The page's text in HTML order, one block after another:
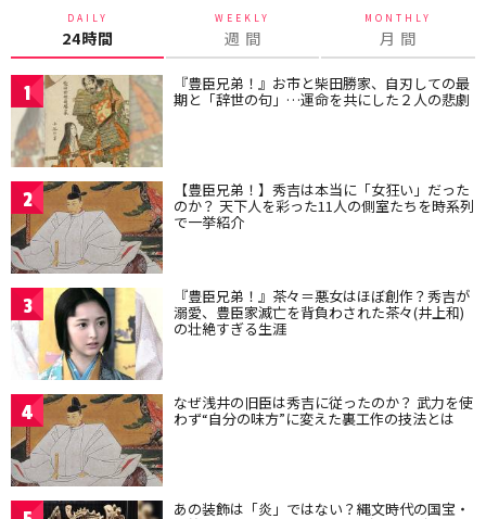
DAILY
24時間
WEEKLY
週 間
MONTHLY
月 間
1 『豊臣兄弟！』お市と柴田勝家、自刃しての最
期と「辞世の句」…運命を共にした２人の悲劇
2 【豊臣兄弟！】秀吉は本当に「女狂い」だった
のか？ 天下人を彩った11人の側室たちを時系列
で一挙紹介
3 『豊臣兄弟！』茶々＝悪女はほぼ創作？秀吉が
溺愛、豊臣家滅亡を背負わされた茶々(井上和)
の壮絶すぎる生涯
4 なぜ浅井の旧臣は秀吉に従ったのか？ 武力を使
わず“自分の味方”に変えた裏工作の技法とは
あの装飾は「炎」ではない？縄文時代の国宝・